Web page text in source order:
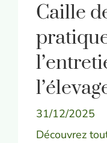
Caille
31/12/2025
Découvrez